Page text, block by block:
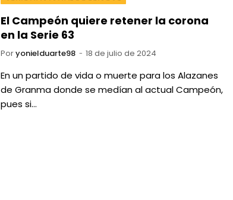
El Campeón quiere retener la corona
en la Serie 63
Poryonielduarte98 18 de julio de 2024
En un partido de vida o muerte para los Alazanes
de Granma donde se medían al actual Campeón,
pues si…